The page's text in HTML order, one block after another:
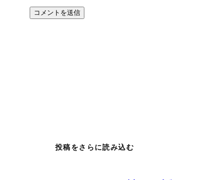
投稿をさらに読み込む